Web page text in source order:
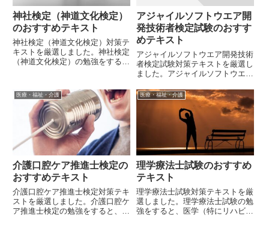
神社検定（神道文化検定）
のおすすめテキスト
神社検定（神道文化検定）対策テ
キストを厳選しました。神社検定
（神道文化検定）の勉強をする
アジャイルソフトウエア開
発技術者検定試験のおすす
めテキスト
アジャイルソフトウエア開発技術
者検定試験対策テキストを厳選し
ました。アジャイルソフトウエア
と、アジャイル開発に関する幅広
い知識が身に着きます。
医療・福祉・介護
介護口腔ケア推進士検定の
おすすめテキスト
介護口腔ケア推進士検定対策テキ
ストを厳選しました。介護口腔ケ
ア推進士検定の勉強をすると、口
医療・福祉・介護
理学療法士試験のおすすめ
テキスト
理学療法士試験対策テキストを厳
選しました。理学療法士試験の勉
強をすると、医学（特にリハビリ